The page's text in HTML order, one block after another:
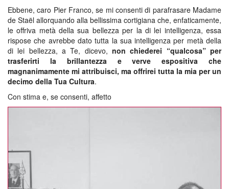
Ebbene, caro Pier Franco, se mi consenti di parafrasare Madame
de Staël allorquando alla bellissima cortigiana che, enfaticamente,
le offriva metà della sua bellezza per la di lei intelligenza, essa
rispose che avrebbe dato tutta la sua intelligenza per metà della
di lei bellezza, a Te, dicevo, non chiederei “qualcosa” per
trasferirti la brillantezza e verve espositiva che
magnanimamente mi attribuisci, ma offrirei tutta la mia per un
decimo della Tua Cultura.
Con stima e, se consenti, affetto